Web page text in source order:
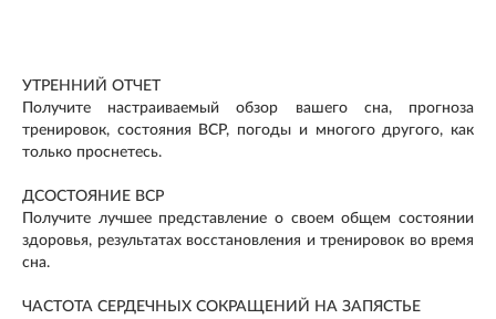
УТРЕННИЙ ОТЧЕТ
Получите настраиваемый обзор вашего сна, прогноза
тренировок, состояния ВСР, погоды и многого другого, как
только проснетесь.
ДСОСТОЯНИЕ ВСР
Получите лучшее представление о своем общем состоянии
здоровья, результатах восстановления и тренировок во время
сна.
ЧАСТОТА СЕРДЕЧНЫХ СОКРАЩЕНИЙ НА ЗАПЯСТЬЕ